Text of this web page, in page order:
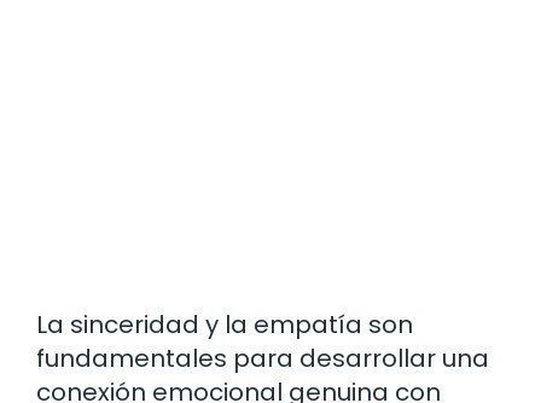
La sinceridad y la empatía son
fundamentales para desarrollar una
conexión emocional genuina con